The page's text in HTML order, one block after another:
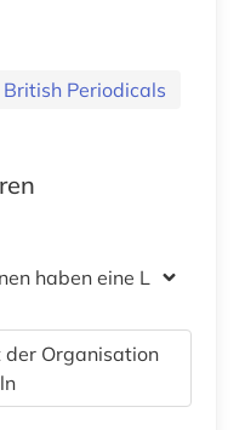
British Periodicals
haben eine Lizenz
Organisation